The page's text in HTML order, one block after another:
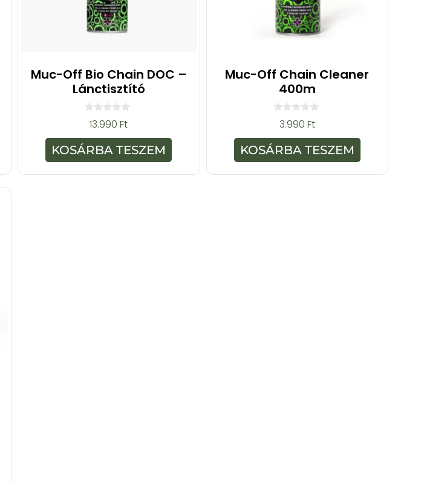
Muc-Off Bio Chain DOC –
Lánctisztító
0
z
5
-
b
13.990Ft
KOSÁRBA TESZEM
Muc-Off Chain Cleaner
400m
z
5
-
b
3.990 Ft
KOSÁRBA TESZEM